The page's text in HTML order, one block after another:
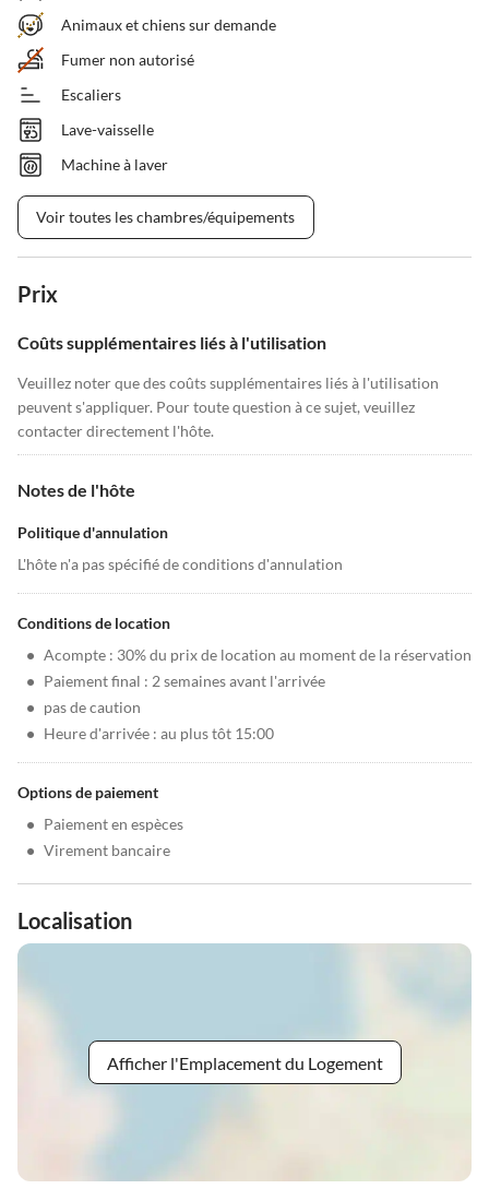
Animaux et chiens sur demande
Fumer non autorisé
Escaliers
Lave-vaisselle
Machine à laver
Voir toutes les chambres/équipements
Prix
Coûts supplémentaires liés à l'utilisation
Veuillez noter que des coûts supplémentaires liés à l'utilisation
peuvent s'appliquer. Pour toute question à ce sujet, veuillez
contacter directement l'hôte.
Notes de l'hôte
Politique d'annulation
L'hôte n'a pas spécifié de conditions d'annulation
Conditions de location
• Acompte : 30% du prix de location au moment de la réservation
• Paiement final : 2 semaines avant l'arrivée
• pas de caution
• Heure d'arrivée : au plus tôt 15:00
Options de paiement
• Paiement en espèces
• Virement bancaire
Localisation
Afficher l'Emplacement du Logement